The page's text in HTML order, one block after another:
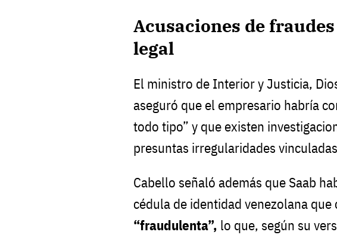
Acusaciones de
legal
El ministro de Interior y Justicia,
aseguró que el empresario habría
todo tipo” y que existen
presuntas irregularidades
Cabello señaló además que Saab
cédula de identidad venezolana que
“fraudulenta”, lo que, según su